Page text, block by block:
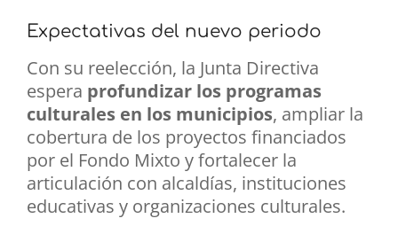
Expectativas del nuevo periodo
Con su reelección, la Junta Directiva
espera profundizar los programas
culturales en los municipios, ampliar la
cobertura de los proyectos financiados
por el Fondo Mixto y fortalecer la
articulación con alcaldías, instituciones
educativas y organizaciones culturales.